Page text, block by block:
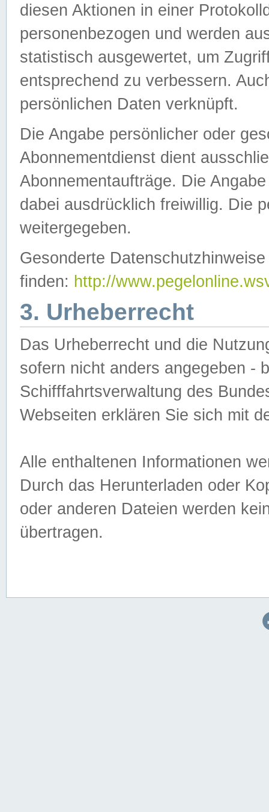
diesen Aktionen in einer
personenbezogen und werden
statistisch ausgewertet, um
entsprechend zu verbessern.
persönlichen Daten verknüpft.
Die Angabe persönlicher oder
Abonnementdienst dient
Abonnementaufträge. Die
dabei ausdrücklich freiwillig. Die
weitergegeben.
Gesonderte
finden: http://
3. Urheberrecht
Das Urheberrecht und die
sofern nicht anders angegeben -
Schifffahrtsverwaltung des
Webseiten erklären Sie sich mit
Alle enthaltenen Informationen
Durch das Herunterladen oder
oder anderen Dateien werden
übertragen.